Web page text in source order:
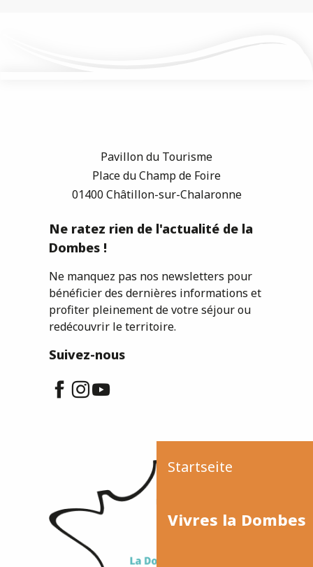
Startseite
Vivres la Dombes
Pavillon du Tourisme
Place du Champ de Foire
01400 Châtillon-sur-Chalaronne
Ne ratez rien de l'actualité de la
Dombes !
Ne manquez pas nos newsletters pour
bénéficier des dernières informations et
profiter pleinement de votre séjour ou
redécouvrir le territoire.
Suivez-nous